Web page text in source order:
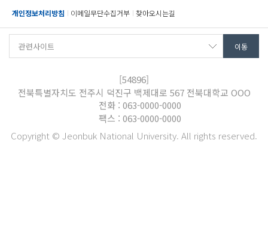
개인정보처리방침 이메일무단수집거부 찾아오시는길
[54896]
전북특별자치도 전주시 덕진구 백제대로 567 전북대학교 OOO
전화 : 063-0000-0000
팩스 : 063-0000-0000
Copyright © Jeonbuk National University. All rights reserved.